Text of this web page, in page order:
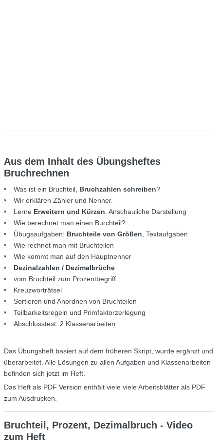
Aus dem Inhalt des Übungsheftes
Bruchrechnen
Was ist ein Bruchteil, Bruchzahlen schreiben?
Wir erklären Zähler und Nenner.
Lerne Erweitern und Kürzen . Anschauliche Darstellung
Wie berechnet man einen Burchteil?
Übugsaufgaben: Bruchteile von Größen , Textaufgaben
Wie rechnet man mit Bruchteilen
Wie kommt man auf den Hauptnenner
Dezinalzahlen / Dezimalbrüche
vom Bruchteil zum Prozentbegriff
Kreuzworträtsel
Sortieren und Anordnen von Bruchteilen
Teilbarkeitsregeln und Primfaktorzerlegung
Abschlusstest: 2 Klassenarbeiten
Das Übungsheft basiert auf dem früheren Skript, wurde ergänzt und
überarbeitet. Alle Lösungen zu allen Aufgaben und Klassenarbeiten
befinden sich jetzt im Heft.
Das Heft als PDF Version enthält viele viele Arbeitsblätter als PDF
zum Ausdrucken.
Bruchteil, Prozent, Dezimalbruch - Video
zum Heft